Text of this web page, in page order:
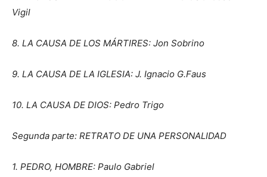
Vigil
8. LA CAUSA DE LOS MÁRTIRES: Jon Sobrino
9. LA CAUSA DE LA IGLESIA: J. Ignacio G.Faus
10. LA CAUSA DE DIOS: Pedro Trigo
Segunda parte: RETRATO DE UNA PERSONALIDAD
1. PEDRO, HOMBRE: Paulo Gabriel